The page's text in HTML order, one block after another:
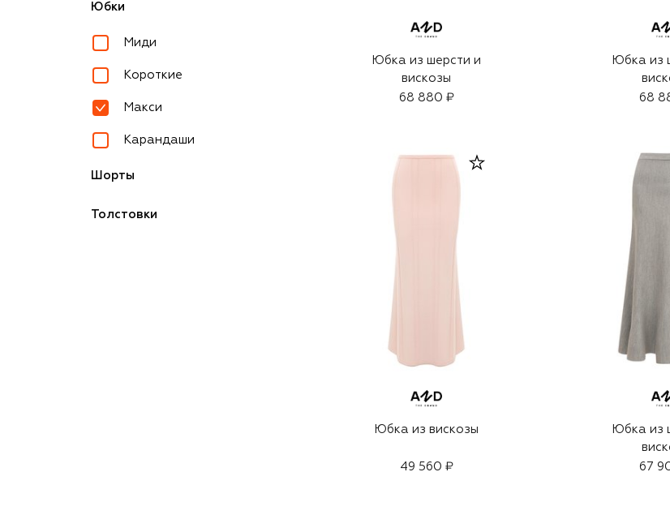
Юбки
Миди
Короткие
Макси
Карандаши
Шорты
Толстовки
Юбка из шерсти и
вискозы
68 880 ₽
Юбка из
68
Юбка из вискозы
49 560 ₽
Юбка из
67